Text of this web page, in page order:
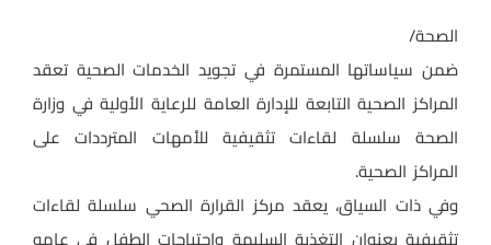
الصحة/
ضمن سياساتها المستمرة في تجويد الخدمات الصحية تعقد
المراكز الصحية التابعة للإدارة العامة للرعاية الأولية في وزارة
الصحة سلسلة لقاءات تثقيفية للأمهات المترددات على
المراكز الصحية.
وفي ذات السياق، يعقد مركز القرارة الصحي سلسلة لقاءات
تثقيفية بعنوان التغذية السليمة واحتياجات الطفل في عامه